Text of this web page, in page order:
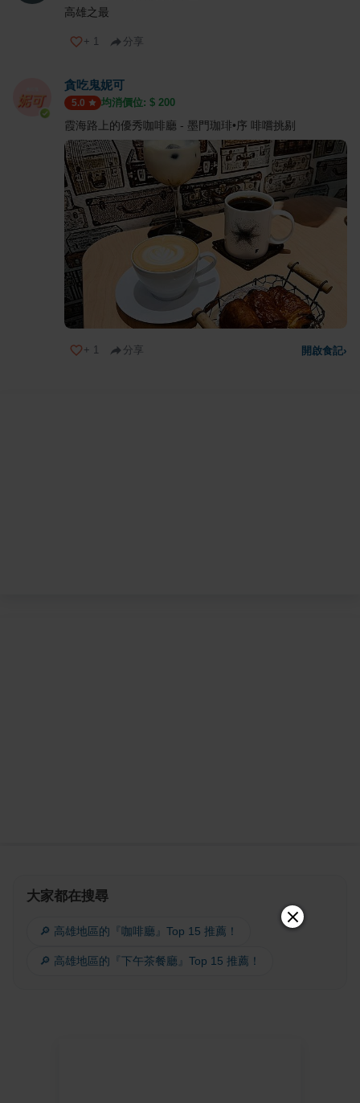
高雄之最
+ 1 分享
貪吃鬼妮可
5.0 均消價位: $ 200
霞海路上的優秀咖啡廳 - 墨門珈琲•序 啡嚐挑剔
+ 1 分享 開啟食記›
大家都在搜尋
🔎 高雄地區的『咖啡廳』Top 15 推薦！
🔎 高雄地區的『下午茶餐廳』Top 15 推薦！